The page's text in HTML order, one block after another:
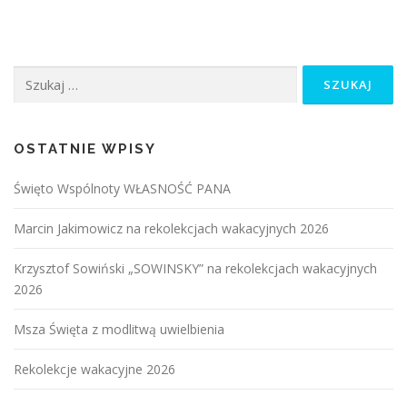
OSTATNIE WPISY
Święto Wspólnoty WŁASNOŚĆ PANA
Marcin Jakimowicz na rekolekcjach wakacyjnych 2026
Krzysztof Sowiński „SOWINSKY” na rekolekcjach wakacyjnych
2026
Msza Święta z modlitwą uwielbienia
Rekolekcje wakacyjne 2026